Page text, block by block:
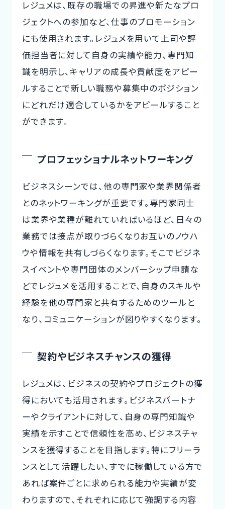
レジュメは、既存の職場での昇進や新たなプロ
ジェクトへの参加など、仕事のプロモーション
にも使用されます。レジュメを用いて上司や評
価担当者に対して自身の実績や能力、専門知
識を明示し、キャリアの成長や貢献度をアピー
ルすることで新しい職務や募集中のポジション
にどれだけ適合しているかをアピールすること
ができます。
プロフェッショナルネットワーキング
ビジネスシーンでは、他の専門家や業界関係者
とのネットワーキングが重要です。専門家同士
は業界や業種が離れていればいるほど、日々の
業務では接点が取りづらくなりお互いのノウハ
ウや情報を共有しづらくなります。そこでビジネ
スイベントや専門団体のメンバーシップ申請な
どでレジュメを活用することで、自身のスキルや
経験を他の専門家と共有するためのツールと
なり、コミュニケーションが図りやすくなります。
契約やビジネスチャンスの獲得
レジュメは、ビジネスの契約やプロジェクトの獲
得においても活用されます。ビジネスパートナ
ーやクライアントに対して、自身の専門知識や
実績を示すことで信頼性を高め、ビジネスチャ
ンスを獲得することを目指します。特にフリーラ
ンスとして活躍したい、すでに稼働している方で
あれば案件ごとに求められる能力や実績が変
わりますので、それぞれに応じて強調する内容